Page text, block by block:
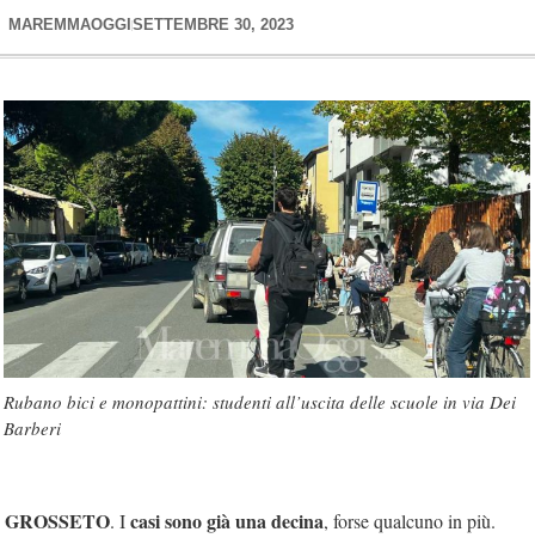
MAREMMAOGGI SETTEMBRE 30, 2023
Rubano bici e monopattini: studenti all’uscita delle scuole in via Dei
Barberi
GROSSETO. Icasi sono già una decina, forse qualcuno in più.